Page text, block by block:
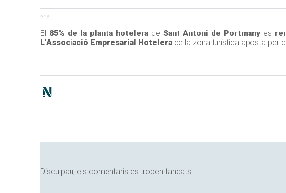
216
El 85% de la planta hotelerade Sant Antoni de Portmanyes
L’Associació Empresarial Hotelera de la zona turística aposta per
Disculpau, els comentaris es troben tancats